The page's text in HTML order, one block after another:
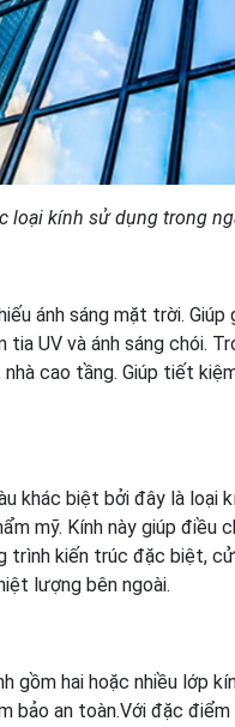
loại kính sử dụng trong
ánh sáng mặt trời.
UV và ánh sáng chói.
cao tầng. Giúp tiết
khác biệt bởi đây là loại
mỹ. Kính này giúp điều
trình kiến trúc đặc biệt,
lượng bên ngoài.
gồm hai hoặc nhiều lớp
bảo an toàn.Với đặc